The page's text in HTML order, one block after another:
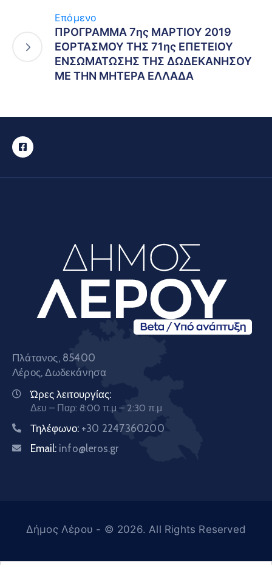
Επόμενο
ΠΡΟΓΡΑΜΜΑ 7ης ΜΑΡΤΙΟΥ 2019
ΕΟΡΤΑΣΜΟΥ ΤΗΣ 71ης ΕΠΕΤΕΙΟΥ
ΕΝΣΩΜΑΤΩΣΗΣ ΤΗΣ ΔΩΔΕΚΑΝΗΣΟΥ
ΜΕ ΤΗΝ ΜΗΤΕΡΑ ΕΛΛΑΔΑ
Πλάτανος, 85400
Λέρος, Δωδεκάνησα
Ώρες λειτουργίας:
Δευ – Παρ: 8:00 π.μ – 2:30 π.μ
Τηλέφωνο: +30 2247360200
Email: info@leros.gr
Δήμος Λέρου - © 2026. All Rights Reserved